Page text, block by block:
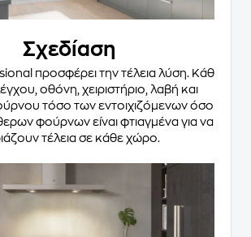
Σχεδίαση
προσφέρει την τέλεια λύση. Κάθε
οθόνη, χειριστήριο, λαβή και
τόσο των εντοιχιζόμενων όσο
φούρνων είναι φτιαγμένα για να
τέλεια σε κάθε χώρο.